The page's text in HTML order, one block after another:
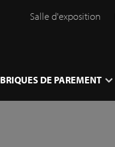
Salle d'exposition
BRIQUES DE PAREMENT